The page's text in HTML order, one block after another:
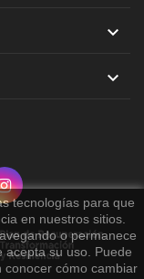


tecnologías para que
en nuestros sitios.
o permanece
acepta su uso. Puede
conocer cómo cambiar